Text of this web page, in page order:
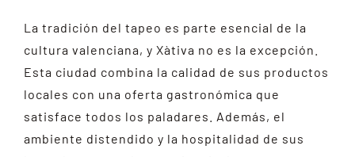
La tradición del tapeo es parte esencial de la
cultura valenciana, y Xàtiva no es la excepción.
Esta ciudad combina la calidad de sus productos
locales con una oferta gastronómica que
satisface todos los paladares. Además, el
ambiente distendido y la hospitalidad de sus